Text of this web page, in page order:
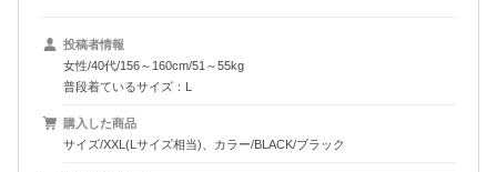
投稿者情報
女性/40代/156～160cm/51～55kg
普段着ているサイズ：L
購入した商品
サイズ/XXL(Lサイズ相当)、カラー/BLACK/ブラック